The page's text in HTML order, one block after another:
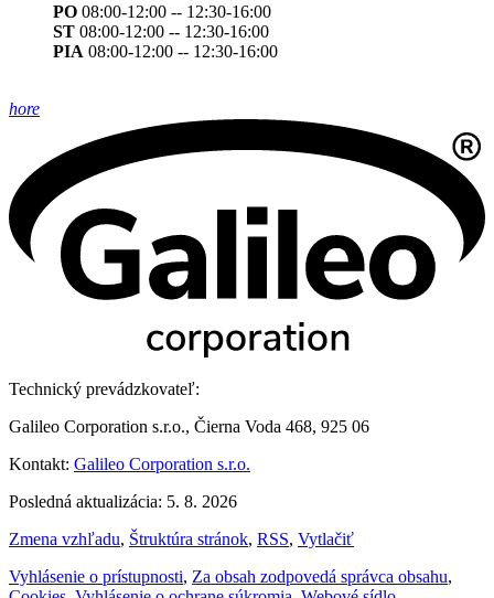
PO 08:00-12:00 -- 12:30-16:00
ST 08:00-12:00 -- 12:30-16:00
PIA 08:00-12:00 -- 12:30-16:00
hore
Technický prevádzkovateľ:
Galileo Corporation s.r.o., Čierna Voda 468, 925 06
Kontakt: Galileo Corporation s.r.o.
Posledná aktualizácia: 5. 8. 2026
Zmena vzhľadu, Štruktúra stránok, RSS, Vytlačiť
Vyhlásenie o prístupnosti, Za obsah zodpovedá správca obsahu,